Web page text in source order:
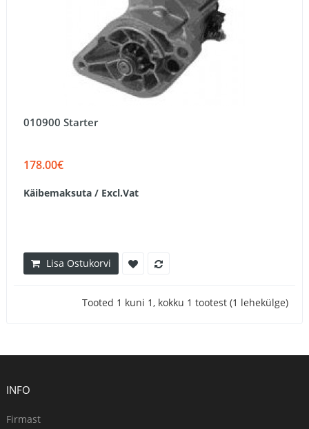
010900 Starter
178.00€
Käibemaksuta / Excl.Vat
Lisa Ostukorvi
Tooted 1 kuni 1, kokku 1 tootest (1 lehekülge)
INFO
Firmast